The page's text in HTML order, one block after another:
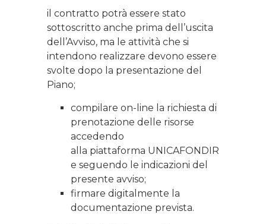
il contratto potrà essere stato
sottoscritto anche prima dell’uscita
dell’Avviso, ma le attività che si
intendono realizzare devono essere
svolte dopo la presentazione del
Piano;
compilare on-line la richiesta di
prenotazione delle risorse
accedendo
alla piattaforma UNICAFONDIR
e seguendo le indicazioni del
presente avviso;
firmare digitalmente la
documentazione prevista.